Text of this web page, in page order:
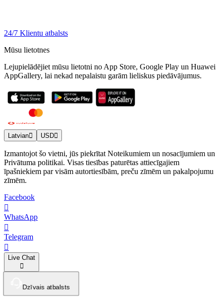
24/7 Klientu atbalsts
Mūsu lietotnes
Lejupielādējiet mūsu lietotni no App Store, Google Play un Huawei
AppGallery, lai nekad nepalaistu garām lieliskus piedāvājumus.
Latvian USD
Izmantojot šo vietni, jūs piekrītat Noteikumiem un nosacījumiem un
Privātuma politikai. Visas tiesības paturētas attiecīgajiem
īpašniekiem par visām autortiesībām, preču zīmēm un pakalpojumu
zīmēm.
Facebook
WhatsApp
Telegram
Live Chat
Dzīvais atbalsts